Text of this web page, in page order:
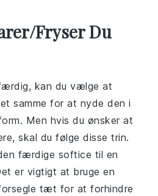
Fryser Du
kan du vælge at
samme for at nyde den i
Men hvis du ønsker at
skal du følge disse trin.
færdige softice til en
er vigtigt at bruge en
tæt for at forhindre